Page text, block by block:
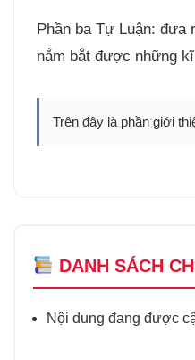
Phần ba Tự Luận:
nắm bắt được những
Trên đây là phần giới
DANH SÁCH
Nội dung đang được